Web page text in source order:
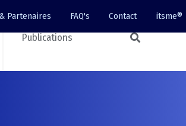
Partenaires FAQ's Contact itsme®
Publications